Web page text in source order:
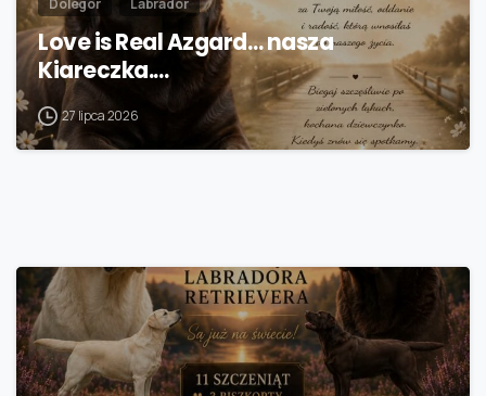
Love is Real Azgard… nasza
Kiareczka.…
27 lipca 2026